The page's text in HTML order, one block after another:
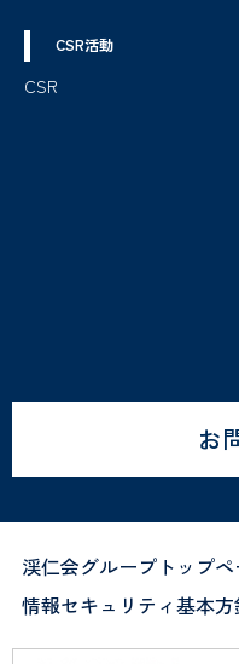
CSR活動
CSR
お
渓仁会グループトップペ
情報セキュリティ基本方